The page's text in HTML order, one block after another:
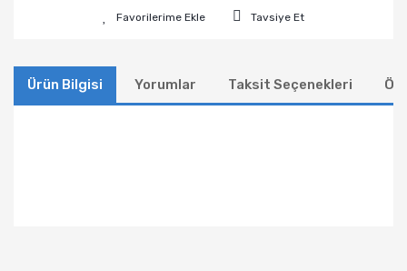
Tavsiye Et
Ürün Bilgisi Yorumlar Taksit Seçenekleri